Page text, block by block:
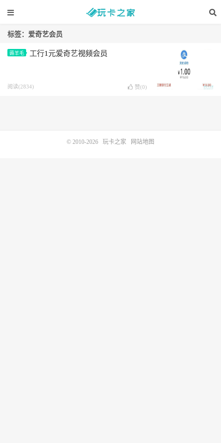
标签：爱奇艺会员
薅羊毛 工行1元爱奇艺视频会员
阅读(2834) 赞(0)
© 2010-2026 玩卡之家 网站地图